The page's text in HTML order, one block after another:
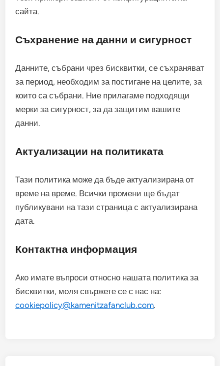
сайта.
Съхранение на данни и сигурност
Данните, събрани чрез бисквитки, се съхраняват
за период, необходим за постигане на целите, за
които са събрани. Ние прилагаме подходящи
мерки за сигурност, за да защитим вашите
данни.
Актуализации на политиката
Тази политика може да бъде актуализирана от
време на време. Всички промени ще бъдат
публикувани на тази страница с актуализирана
дата.
Контактна информация
Ако имате въпроси относно нашата политика за
бисквитки, моля свържете се с нас на:
cookiepolicy@kamenitzafanclub.com.